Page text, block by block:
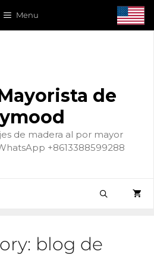
Menu
de
de madera al por mayor
+8613388599288
blog de